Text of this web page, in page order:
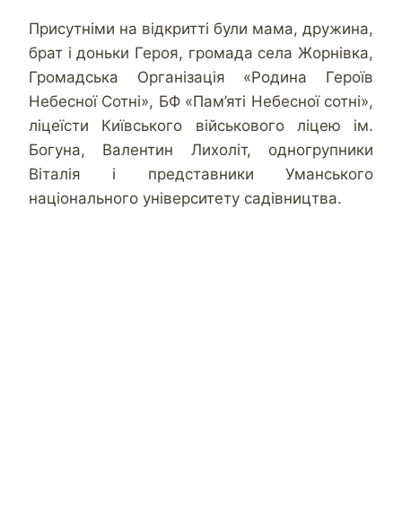
Присутніми на відкритті були мама, дружина,
брат і доньки Героя, громада села Жорнівка,
Громадська Організація «Родина Героїв
Небесної Сотні», БФ «Пам’яті Небесної сотні»,
ліцеїсти Київського військового ліцею ім.
Богуна, Валентин Лихоліт, одногрупники
Віталія і представники Уманського
національного університету садівництва.